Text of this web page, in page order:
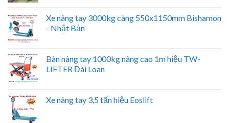
Xe nâng tay 3000kg càng 550x1150mm Bishamon
- Nhật Bản
Bàn nâng tay 1000kg nâng cao 1m hiệu TW-
LIFTER Đài Loan
Xe nâng tay 3,5 tấn hiệu Eoslift